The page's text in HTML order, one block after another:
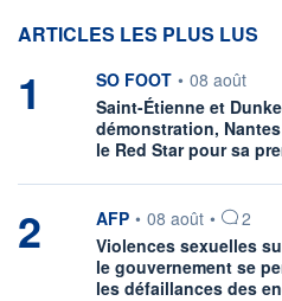
ARTICLES LES PLUS LUS
1 information fournie par
SO FOOT • 08 août
Saint-Étienne et
démonstration,
le Red Star pour sa
2 information fournie par
AFP • 08 août •
2
Violences sexuelles
le gouvernement se
les défaillances des